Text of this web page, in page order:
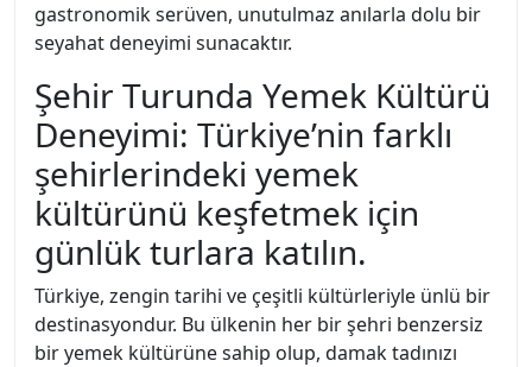
gastronomik serüven, unutulmaz anılarla dolu bir
seyahat deneyimi sunacaktır.
Şehir Turunda Yemek Kültürü
Deneyimi: Türkiye’nin farklı
şehirlerindeki yemek
kültürünü keşfetmek için
günlük turlara katılın.
Türkiye, zengin tarihi ve çeşitli kültürleriyle ünlü bir
destinasyondur. Bu ülkenin her bir şehri benzersiz
bir yemek kültürüne sahip olup, damak tadınızı